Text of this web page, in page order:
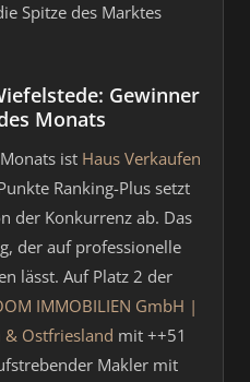
Spitze des Marktes
Gewinner
Monats
ist Haus Verkaufen
Ranking-Plus setzt
der Konkurrenz ab. Das
der auf professionelle
lässt. Auf Platz 2 der
IMMOBILIEN GmbH |
Ostfriesland mit ++51
Makler mit